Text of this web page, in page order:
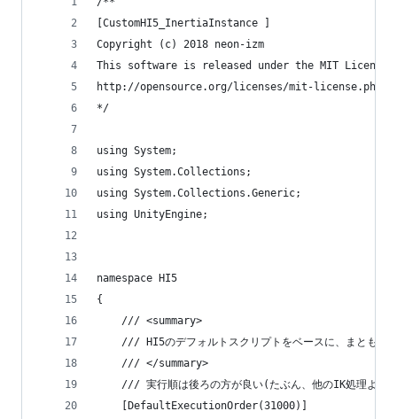
[CustomHI5_InertiaInstance ]
Copyright (c) 2018 neon-izm
This software is released under the MIT License.
http://opensource.org/licenses/mit-license.php
*/
using System;
using System.Collections;
using System.Collections.Generic;
using UnityEngine;
namespace HI5
{
    /// <summary>
/// HI5のデフォルトスクリプトをベースに、まともに
    /// </summary>
/// 実行順は後ろの方が良い(たぶん、他のIK処理より
    [DefaultExecutionOrder(31000)]